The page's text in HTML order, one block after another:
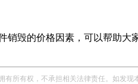
毁的价格因素，可以帮助
有权，不承担相关法律责任。如发现